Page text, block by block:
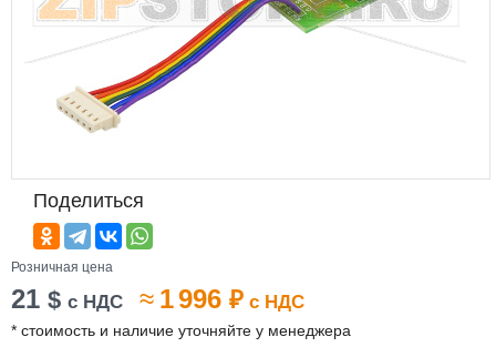
Поделиться
Розничная цена
21 $ с НДС ≈ 1 996 ₽ с НДС
* стоимость и наличие уточняйте у менеджера